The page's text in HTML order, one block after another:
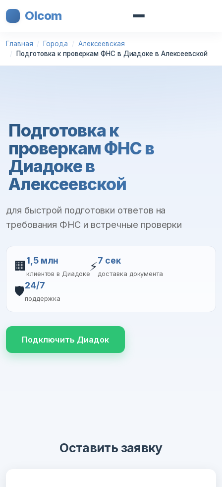
Olcom
Главная Города
Алексеевская
Подготовка к проверкам ФНС в Диадоке в Алексеевской
Подготовка к
проверкам ФНС в
Диадоке в
Алексеевской
для быстрой подготовки ответов на
требования ФНС и встречные проверки
🏢 1,5 млн
клиентов в Диадоке
⚡7 сек
доставка документа
🛡️24/7
поддержка
Подключить Диадок
Оставить заявку